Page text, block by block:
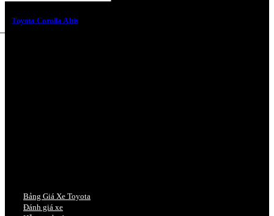
Toyota Corolla Altis
Bảng Giá Xe Toyota
Đánh giá xe